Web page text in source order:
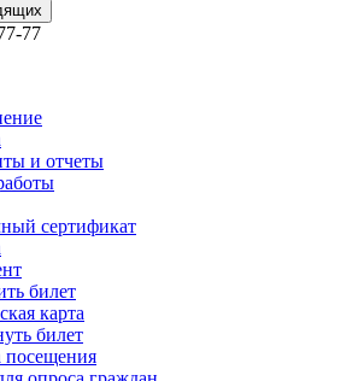
77
и отчеты
сертификат
билет
карта
билет
посещения